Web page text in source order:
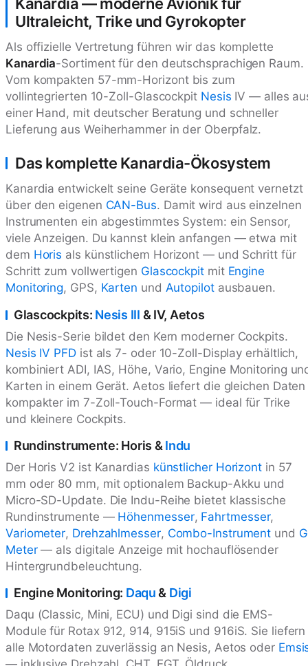
Ultraleicht, Trike und Gyrokopter
Als offizielle Vertretung führen wir das komplette
Kanardia-Sortiment für den deutschsprachigen Raum.
Vom kompakten 57-mm-Horizont bis zum
vollintegrierten 10-Zoll-Glascockpit Nesis IV — alles
einer Hand, mit deutscher Beratung und schneller
Lieferung aus Weiherhammer in der Oberpfalz.
Das komplette Kanardia-Ökosystem
Kanardia entwickelt seine Geräte konsequent vernetzt
über den eigenen CAN-Bus. Damit wird aus einzelnen
Instrumenten ein abgestimmtes System: ein Sensor,
viele Anzeigen. Du kannst klein anfangen — etwa mit
dem Horis als künstlichem Horizont — und Schritt für
Schritt zum vollwertigen Glascockpitmit Engine
Monitoring, GPS, Karten und Autopilotausbauen.
Glascockpits: Nesis III & IV, Aetos
Die Nesis-Serie bildet den Kern moderner Cockpits.
Nesis IV PFDist als 7- oder 10-Zoll-Display erhältlich,
kombiniert ADI, IAS, Höhe, Vario, Engine Monitoring
Karten in einem Gerät. Aetos liefert die gleichen Daten
kompakter im 7-Zoll-Touch-Format — ideal für Trike
und kleinere Cockpits.
Rundinstrumente: Horis & Indu
Der Horis V2 ist Kanardias künstlicher Horizont in 57
mm oder 80 mm, mit optionalem Backup-Akku und
Micro-SD-Update. Die Indu-Reihe bietet klassische
Rundinstrumente — Höhenmesser, Fahrtmesser,
Variometer, Drehzahlmesser, Combo-Instrument und
Meter— als digitale Anzeige mit hochauflösender
Hintergrundbeleuchtung.
Engine Monitoring: Daqu& Digi
Daqu (Classic, Mini, ECU) und Digi sind die EMS-
Module für Rotax 912, 914, 915iS und 916iS. Sie liefern
alle Motordaten zuverlässig an Nesis, Aetos oder